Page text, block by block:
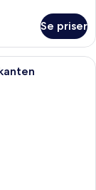
Se priser
kvalitet,